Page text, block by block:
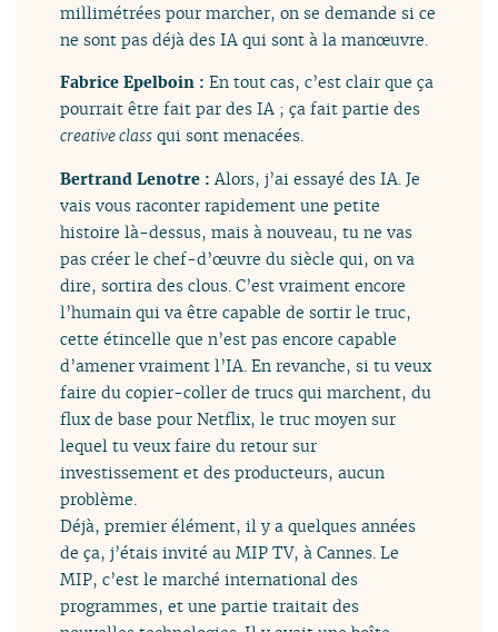
millimétrées pour marcher, on se demande si ce
ne sont pas déjà des IA qui sont à la manœuvre.
Fabrice Epelboin :En tout cas, c’est clair que ça
pourrait être fait par des IA ; ça fait partie des
creative class qui sont menacées.
Bertrand Lenotre :Alors, j’ai essayé des IA. Je
vais vous raconter rapidement une petite
histoire là-dessus, mais à nouveau, tu ne vas
pas créer le chef-d’œuvre du siècle qui, on va
dire, sortira des clous. C’est vraiment encore
l’humain qui va être capable de sortir le truc,
cette étincelle que n’est pas encore capable
d’amener vraiment l’IA. En revanche, si tu veux
faire du copier-coller de trucs qui marchent, du
flux de base pour Netflix, le truc moyen sur
lequel tu veux faire du retour sur
investissement et des producteurs, aucun
problème.
Déjà, premier élément, il y a quelques années
de ça, j’étais invité au MIP TV, à Cannes. Le
MIP, c’est le marché international des
programmes, et une partie traitait des